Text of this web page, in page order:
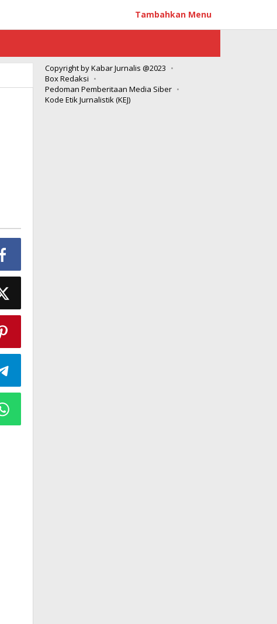
Tambahkan Menu
Copyright by Kabar Jurnalis @2023
Box Redaksi
Pedoman Pemberitaan Media Siber
Kode Etik Jurnalistik (KEJ)